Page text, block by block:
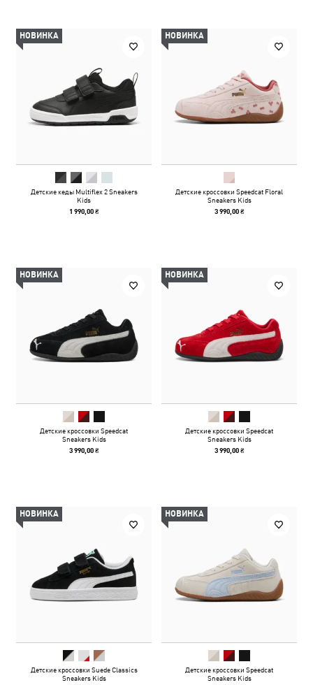
НОВИНКА
Детские кеды Multiflex 2 Sneakers
Kids
1 990,00 ₴
НОВИНКА
Детские кроссовки Speedcat Floral
Sneakers Kids
3 990,00 ₴
НОВИНКА
Детские кроссовки Speedcat
Sneakers Kids
3 990,00 ₴
НОВИНКА
Детские кроссовки Speedcat
Sneakers Kids
3 990,00 ₴
НОВИНКА
Детские кроссовки Suede Classics
Sneakers Kids
НОВИНКА
Детские кроссовки Speedcat
Sneakers Kids